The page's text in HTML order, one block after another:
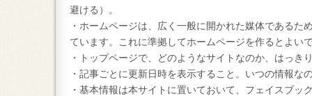
避ける）。
・ホームページは、広く一般に開かれた媒体であるた
ています。これに準拠してホームページを作るとよい
・トップページで、どのようなサイトなのか、はっき
・記事ごとに更新日時を表示すること。いつの情報な
・基本情報は本サイトに置いておいて、フェイスブッ